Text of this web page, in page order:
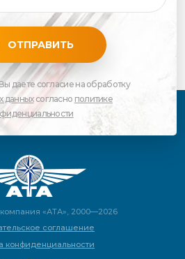
ОТПРАВИТЬ
даете согласие на обработку
данныхсогласно политике
«АТА», 2000—2026
соглашение
конфиденциальности